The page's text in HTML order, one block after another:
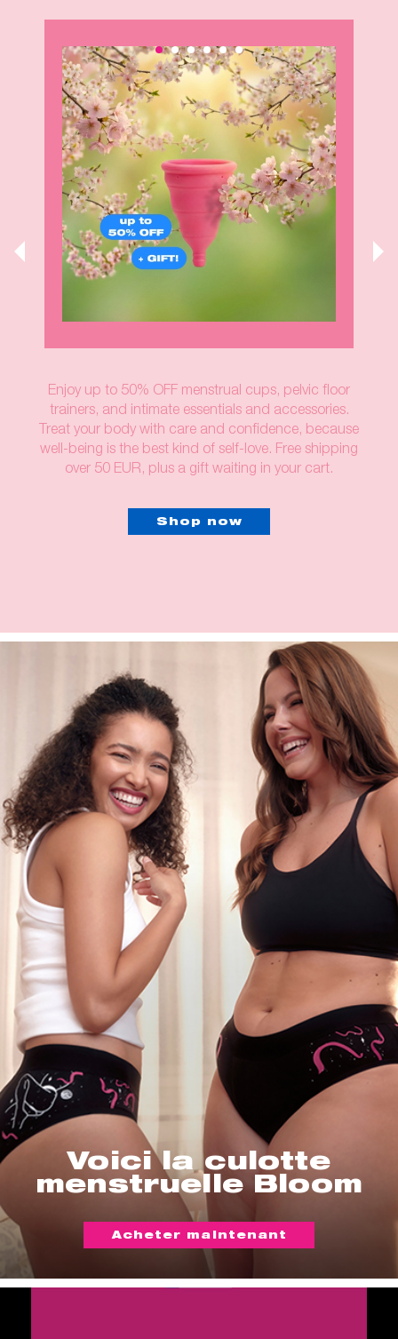
Enjoy up to 50% OFF menstrual cups, pelvic floor
trainers, and intimate essentials and accessories.
Treat your body with care and confidence, because
well-being is the best kind of self-love. Free shipping
over 50 EUR, plus a gift waiting in your cart.
Shop now
Voici la culotte
menstruelle Bloom
Acheter maintenant